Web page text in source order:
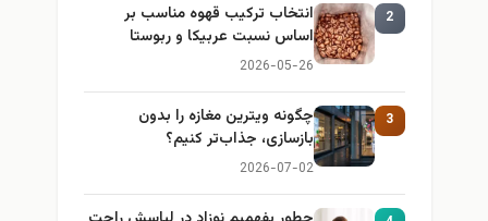
2
انتخاب ترکیب قهوه مناسب بر
اساس نسبت عربیکا و ربوستا
2026-05-26
3
چگونه ویترین مغازه را بدون
بازسازی، جذاب‌تر کنیم؟
2026-07-02